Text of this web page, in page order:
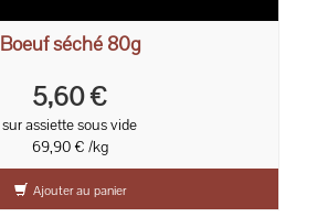
Boeuf séché 80g
5,60 €
sur assiette sous vide
69,90 € /kg
Ajouter au panier